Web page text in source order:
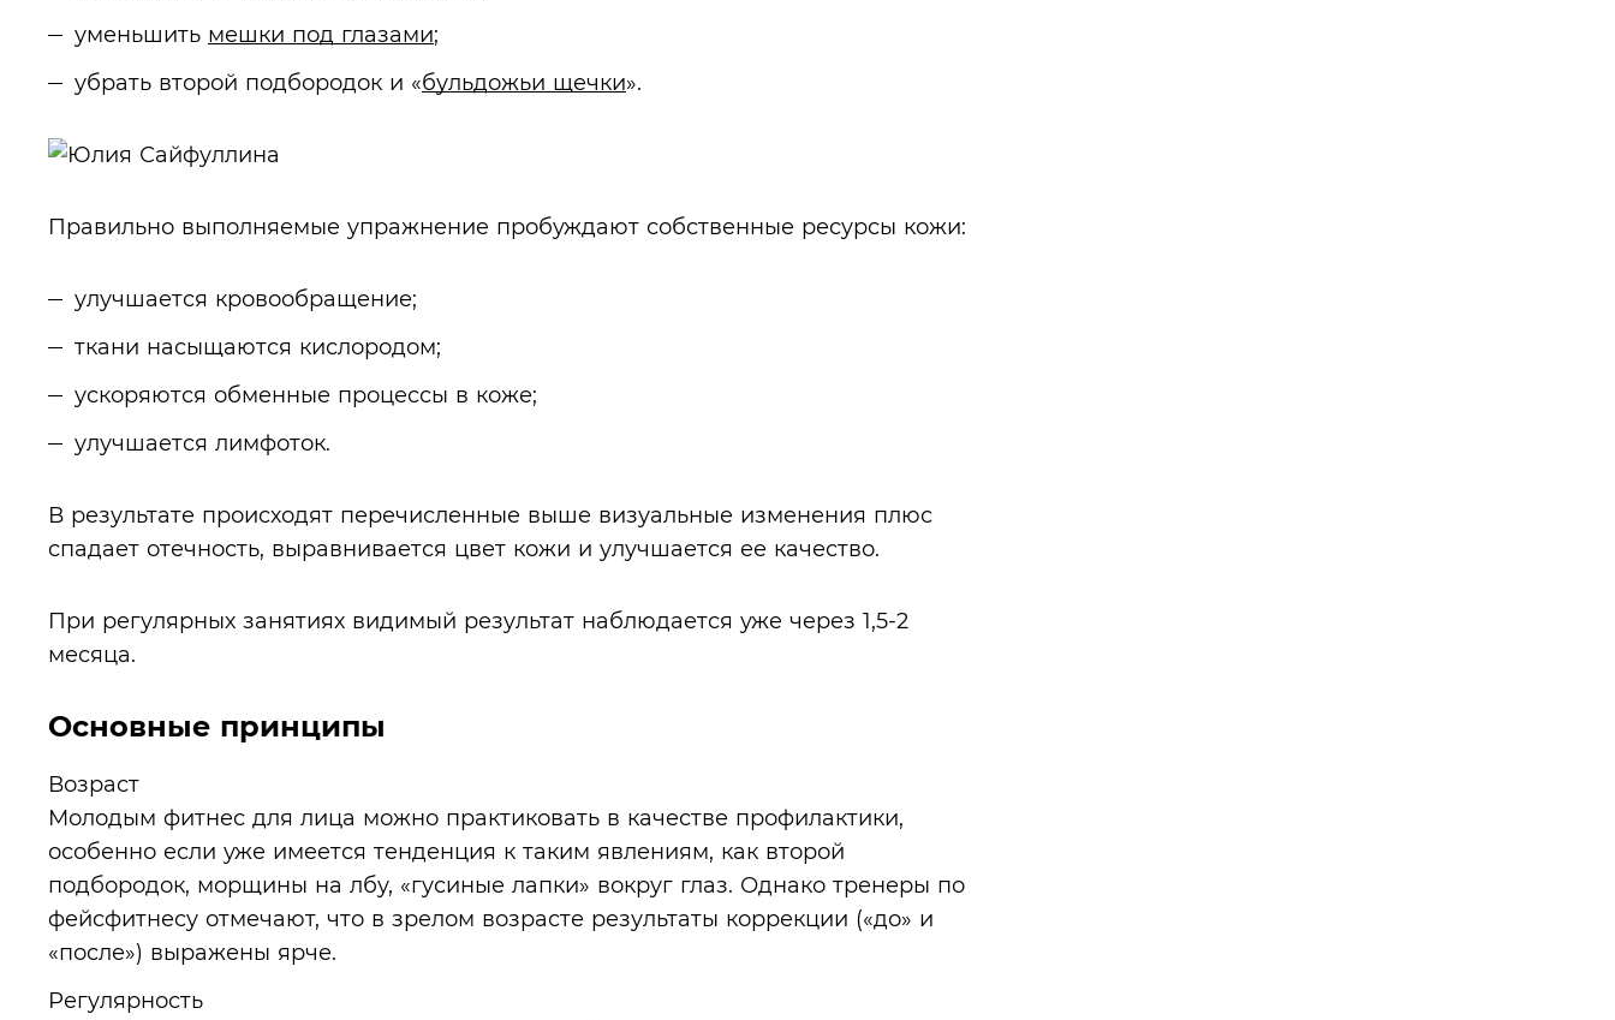
уменьшить мешки под глазами;
убрать второй подбородок и «бульдожьи щечки».
Правильно выполняемые упражнение пробуждают собственные ресурсы кожи:
улучшается кровообращение;
ткани насыщаются кислородом;
ускоряются обменные процессы в коже;
улучшается лимфоток.
В результате происходят перечисленные выше визуальные изменения плюс
спадает отечность, выравнивается цвет кожи и улучшается ее качество.
При регулярных занятиях видимый результат наблюдается уже через 1,5-2
месяца.
Основные принципы
Возраст
Молодым фитнес для лица можно практиковать в качестве профилактики,
особенно если уже имеется тенденция к таким явлениям, как второй
подбородок, морщины на лбу, «гусиные лапки» вокруг глаз. Однако тренеры по
фейсфитнесу отмечают, что в зрелом возрасте результаты коррекции («до» и
«после») выражены ярче.
Регулярность